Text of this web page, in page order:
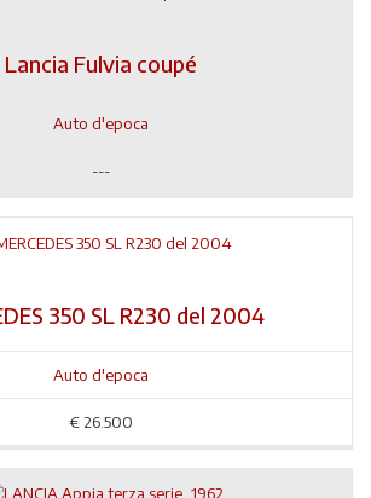
Lancia Fulvia coupé
Auto d'epoca
---
350 SL R230 del 2004
Auto d'epoca
€ 26.500